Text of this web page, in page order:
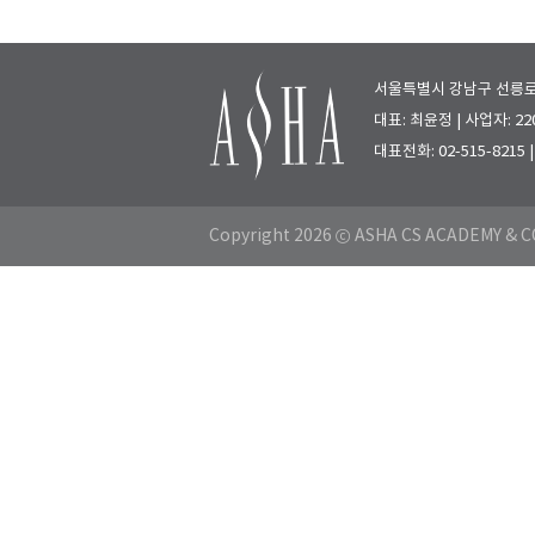
서울특별시 강남구 선릉
대표: 최윤정 | 사업자:
대표전화: 02-515-8215
Copyright 2026 ⓒ ASHA CS ACADEMY &